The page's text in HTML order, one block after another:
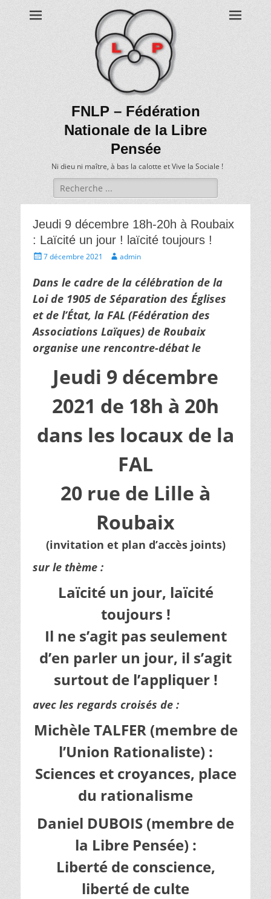
FNLP – Fédération
Nationale de la Libre
Pensée
Ni dieu ni maître, à bas la calotte et Vive la Sociale !
Recherche
de:
Jeudi 9 décembre 18h-20h à Roubaix
: Laïcité un jour ! laïcité toujours !
Écrit7 décembre 2021 Auteur
admin
Dans le cadre de la célébration de la
Loi de 1905 de Séparation des Églises
et de l’État, la FAL (Fédération des
Associations Laïques) de Roubaix
organise une rencontre-débat le
Jeudi 9 décembre
2021 de 18h à 20h
dans les locaux de la
FAL
20 rue de Lille à
Roubaix
(invitation et plan d’accès joints)
sur le thème :
Laïcité un jour, laïcité
toujours !
Il ne s’agit pas seulement
d’en parler un jour, il s’agit
surtout de l’appliquer !
avec les regards croisés de :
Michèle TALFER (membre de
l’Union Rationaliste) :
Sciences et croyances, place
du rationalisme
Daniel DUBOIS (membre de
la Libre Pensée) :
Liberté de conscience,
liberté de culte